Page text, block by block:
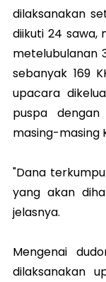
dilaksanakan
diikuti 24
metelubulanan
sebanyak 169
upacara
puspa
masing-masing
"Dana
yang akan
jelasnya.
Mengenai
dilaksanakan